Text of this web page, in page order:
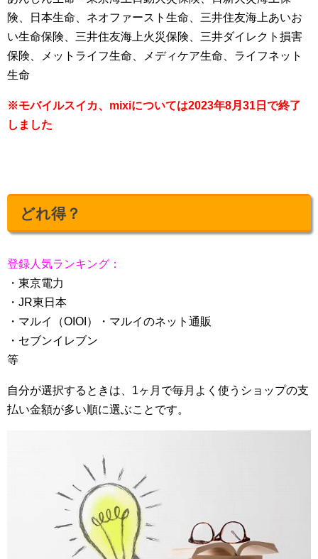
険、日本生命、ネオファースト生命、三井住友海上あいお
い生命保険、三井住友海上火災保険、三井ダイレクト損害
保険、メットライフ生命、メディケア生命、ライフネット
生命
※モバイルスイカ、mixiについては2023年8月31日で終了
しました
どれ得？
登録人気ランキング：
・東京電力
・JR東日本
・マルイ（OIOI）・マルイのネット通販
・セブンイレブン
等
自分が選択するときは、1ヶ月で毎月よく使うショップの支
払い金額が多い順に選ぶことです。